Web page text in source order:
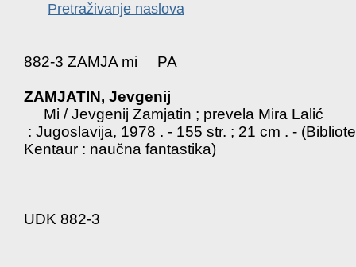
Pretraživanje naslova
882-3 ZAMJA mi PA
ZAMJATIN, Jevgenij
Mi / Jevgenij Zamjatin ; prevela Mira Lalić
: Jugoslavija, 1978 . - 155 str. ; 21 cm . -
Kentaur : naučna fantastika)
UDK 882-3